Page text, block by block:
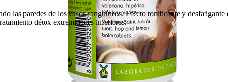
las paredes de los vasos sanguíneos. Efecto tonificante y desfatigante
détox extremidades inferiores.